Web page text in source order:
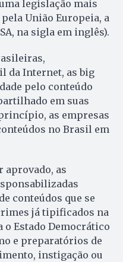
legislação mais
União Europeia, a
na sigla em inglês).
da Internet, as big
pelo conteúdo
em suas
as empresas
no Brasil em
aprovado, as
conteúdos que se
já tipificados na
Estado Democrático
e preparatórios de
instigação ou